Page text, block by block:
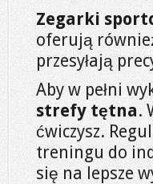
Zegarki
oferują
przesyłają
Aby w pełni
strefy tętna.
ćwiczysz.
treningu do
się na lepsze